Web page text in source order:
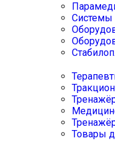
Системы
Товары